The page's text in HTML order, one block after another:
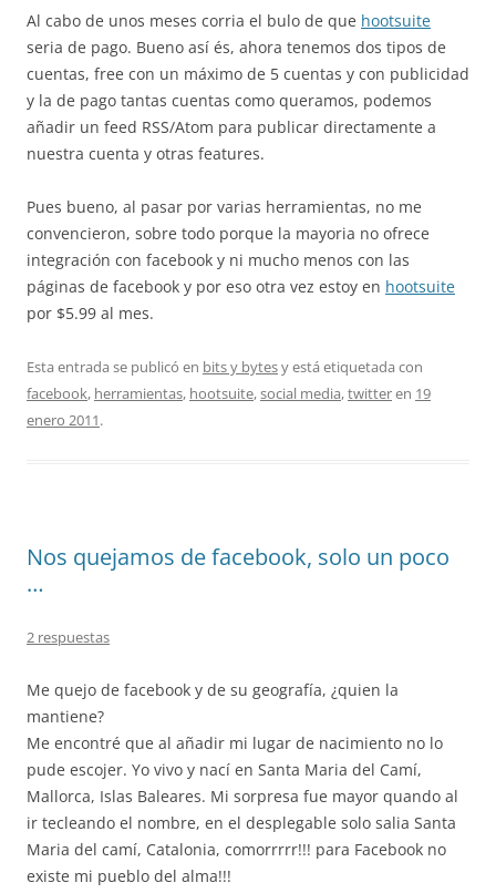
Al cabo de unos meses corria el bulo de que hootsuite
seria de pago. Bueno así és, ahora tenemos dos tipos de
cuentas, free con un máximo de 5 cuentas y con publicidad
y la de pago tantas cuentas como queramos, podemos
añadir un feed RSS/Atom para publicar directamente a
nuestra cuenta y otras features.
Pues bueno, al pasar por varias herramientas, no me
convencieron, sobre todo porque la mayoria no ofrece
integración con facebook y ni mucho menos con las
páginas de facebook y por eso otra vez estoy en hootsuite
por $5.99 al mes.
Esta entrada se publicó en bits y bytesy está etiquetada con
facebook, herramientas, hootsuite,social media,twitteren 19
enero 2011.
Nos quejamos de facebook, solo un poco
…
2 respuestas
Me quejo de facebook y de su geografía, ¿quien la
mantiene?
Me encontré que al añadir mi lugar de nacimiento no lo
pude escojer. Yo vivo y nací en Santa Maria del Camí,
Mallorca, Islas Baleares. Mi sorpresa fue mayor quando al
ir tecleando el nombre, en el desplegable solo salia Santa
Maria del camí, Catalonia, comorrrrr!!! para Facebook no
existe mi pueblo del alma!!!